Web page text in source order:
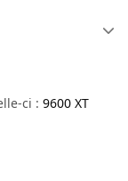
ci : 9600 XT